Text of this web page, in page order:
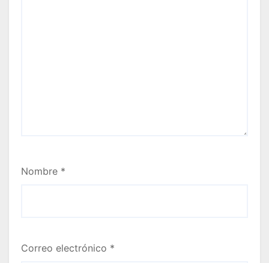
Nombre *
Correo electrónico *